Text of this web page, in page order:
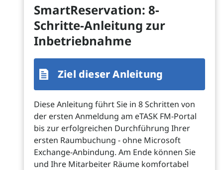
SmartReservation: 8-
Schritte-Anleitung zur
Inbetriebnahme
Ziel dieser Anleitung
Diese Anleitung führt Sie in 8 Schritten von
der ersten Anmeldung am eTASK FM-Portal
bis zur erfolgreichen Durchführung Ihrer
ersten Raumbuchung - ohne Microsoft
Exchange-Anbindung. Am Ende können Sie
und Ihre Mitarbeiter Räume komfortabel